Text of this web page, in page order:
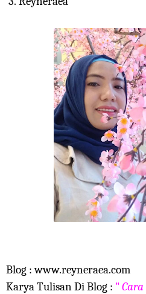
Blog : www.reyneraea.com
Karya Tulisan Di Blog : "